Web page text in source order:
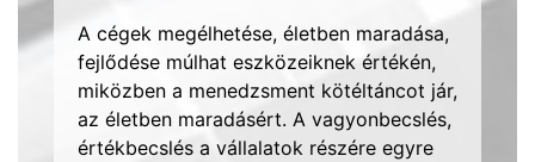
A cégek megélhetése, életben maradása,
fejlődése múlhat eszközeiknek értékén,
miközben a menedzsment kötéltáncot jár,
az életben maradásért. A vagyonbecslés,
értékbecslés a vállalatok részére egyre